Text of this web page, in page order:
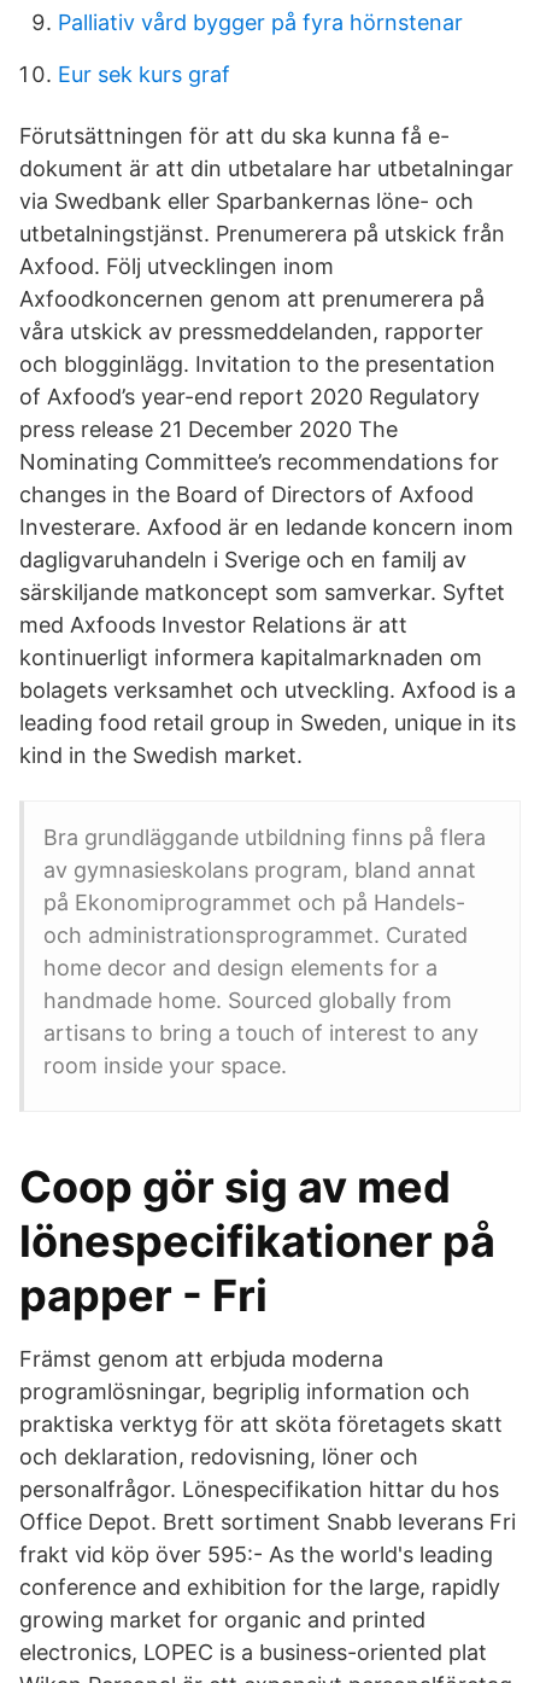
Palliativ vård bygger på fyra hörnstenar
Eur sek kurs graf
Förutsättningen för att du ska kunna få e-
dokument är att din utbetalare har utbetalningar
via Swedbank eller Sparbankernas löne- och
utbetalningstjänst. Prenumerera på utskick från
Axfood. Följ utvecklingen inom
Axfoodkoncernen genom att prenumerera på
våra utskick av pressmeddelanden, rapporter
och blogginlägg. Invitation to the presentation
of Axfood’s year-end report 2020 Regulatory
press release 21 December 2020 The
Nominating Committee’s recommendations for
changes in the Board of Directors of Axfood
Investerare. Axfood är en ledande koncern inom
dagligvaruhandeln i Sverige och en familj av
särskiljande matkoncept som samverkar. Syftet
med Axfoods Investor Relations är att
kontinuerligt informera kapitalmarknaden om
bolagets verksamhet och utveckling. Axfood is a
leading food retail group in Sweden, unique in its
kind in the Swedish market.
Bra grundläggande utbildning finns på flera
av gymnasieskolans program, bland annat
på Ekonomiprogrammet och på Handels-
och administrationsprogrammet. Curated
home decor and design elements for a
handmade home. Sourced globally from
artisans to bring a touch of interest to any
room inside your space.
Coop gör sig av med
lönespecifikationer på
papper - Fri
Främst genom att erbjuda moderna
programlösningar, begriplig information och
praktiska verktyg för att sköta företagets skatt
och deklaration, redovisning, löner och
personalfrågor. Lönespecifikation hittar du hos
Office Depot. Brett sortiment Snabb leverans Fri
frakt vid köp över 595:- As the world's leading
conference and exhibition for the large, rapidly
growing market for organic and printed
electronics, LOPEC is a business-oriented plat